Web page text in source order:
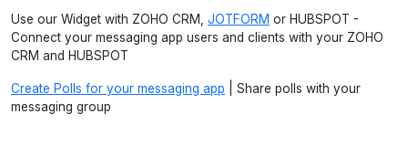
Use our Widget with ZOHO CRM, JOTFORM or HUBSPOT -
Connect your messaging app users and clients with your ZOHO
CRM and HUBSPOT
Create Polls for your messaging app | Share polls with your
messaging group